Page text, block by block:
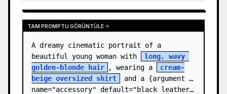
TAM PROMPTU GÖRÜNTÜLE
A dreamy cinematic portrait of a
beautiful young woman with
long, wavy
golden-blonde hair
, wearing a
cream-
beige oversized shirt
and a {argument
name="accessory" default="black leather…